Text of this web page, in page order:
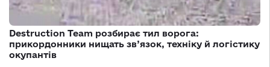
Destruction Team розбирає тил ворога:
прикордонники нищать зв’язок, техніку й логістику
окупантів